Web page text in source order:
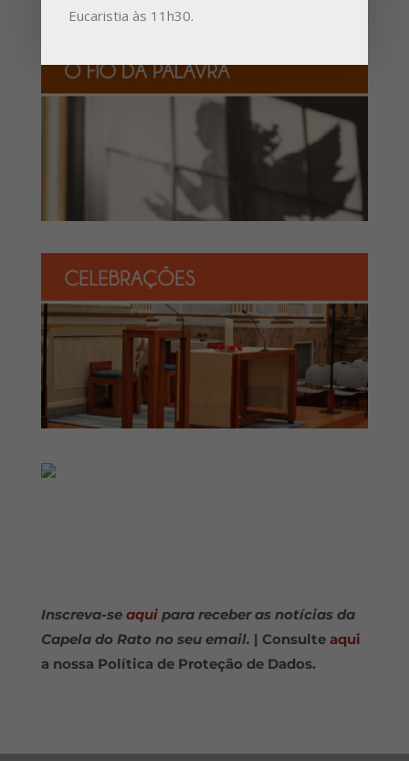
Inscreva-se aquipara receber as notícias da
Capela do Rato no seu email. | Consulte aqui
a nossa Política de Proteção de Dados.
Eucaristia às 11h30.